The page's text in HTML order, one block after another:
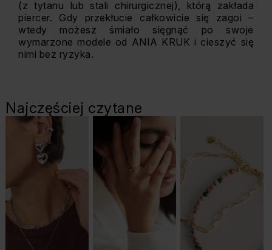
(z tytanu lub stali chirurgicznej), którą zakłada
piercer. Gdy przekłucie całkowicie się zagoi –
wtedy możesz śmiało sięgnąć po swoje
wymarzone modele od ANIA KRUK i cieszyć się
nimi bez ryzyka.
Najczęściej czytane